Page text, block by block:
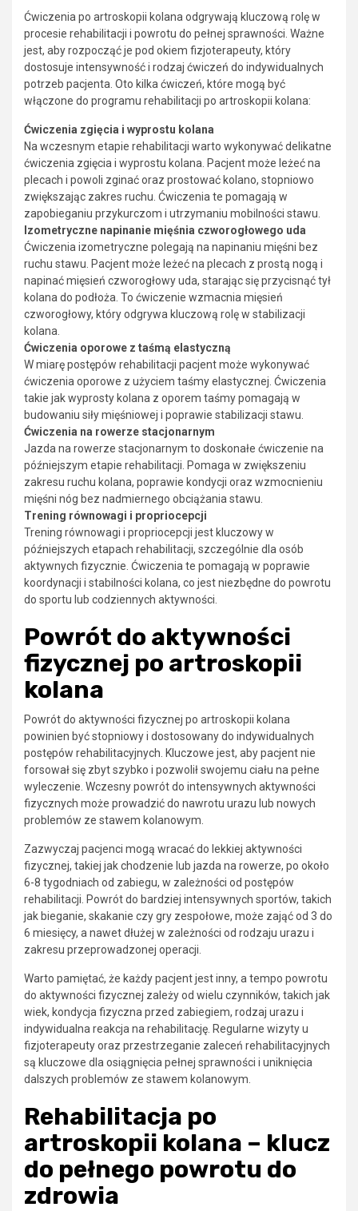
Ćwiczenia po artroskopii kolana odgrywają kluczową rolę w
procesie rehabilitacji i powrotu do pełnej sprawności. Ważne
jest, aby rozpocząć je pod okiem fizjoterapeuty, który
dostosuje intensywność i rodzaj ćwiczeń do indywidualnych
potrzeb pacjenta. Oto kilka ćwiczeń, które mogą być
włączone do programu rehabilitacji po artroskopii kolana:
Ćwiczenia zgięcia i wyprostu kolana
Na wczesnym etapie rehabilitacji warto wykonywać delikatne
ćwiczenia zgięcia i wyprostu kolana. Pacjent może leżeć na
plecach i powoli zginać oraz prostować kolano, stopniowo
zwiększając zakres ruchu. Ćwiczenia te pomagają w
zapobieganiu przykurczom i utrzymaniu mobilności stawu.
Izometryczne napinanie mięśnia czworogłowego uda
Ćwiczenia izometryczne polegają na napinaniu mięśni bez
ruchu stawu. Pacjent może leżeć na plecach z prostą nogą i
napinać mięsień czworogłowy uda, starając się przycisnąć tył
kolana do podłoża. To ćwiczenie wzmacnia mięsień
czworogłowy, który odgrywa kluczową rolę w stabilizacji
kolana.
Ćwiczenia oporowe z taśmą elastyczną
W miarę postępów rehabilitacji pacjent może wykonywać
ćwiczenia oporowe z użyciem taśmy elastycznej. Ćwiczenia
takie jak wyprosty kolana z oporem taśmy pomagają w
budowaniu siły mięśniowej i poprawie stabilizacji stawu.
Ćwiczenia na rowerze stacjonarnym
Jazda na rowerze stacjonarnym to doskonałe ćwiczenie na
późniejszym etapie rehabilitacji. Pomaga w zwiększeniu
zakresu ruchu kolana, poprawie kondycji oraz wzmocnieniu
mięśni nóg bez nadmiernego obciążania stawu.
Trening równowagi i propriocepcji
Trening równowagi i propriocepcji jest kluczowy w
późniejszych etapach rehabilitacji, szczególnie dla osób
aktywnych fizycznie. Ćwiczenia te pomagają w poprawie
koordynacji i stabilności kolana, co jest niezbędne do powrotu
do sportu lub codziennych aktywności.
Powrót do aktywności
fizycznej po artroskopii
kolana
Powrót do aktywności fizycznej po artroskopii kolana
powinien być stopniowy i dostosowany do indywidualnych
postępów rehabilitacyjnych. Kluczowe jest, aby pacjent nie
forsował się zbyt szybko i pozwolił swojemu ciału na pełne
wyleczenie. Wczesny powrót do intensywnych aktywności
fizycznych może prowadzić do nawrotu urazu lub nowych
problemów ze stawem kolanowym.
Zazwyczaj pacjenci mogą wracać do lekkiej aktywności
fizycznej, takiej jak chodzenie lub jazda na rowerze, po około
6-8 tygodniach od zabiegu, w zależności od postępów
rehabilitacji. Powrót do bardziej intensywnych sportów, takich
jak bieganie, skakanie czy gry zespołowe, może zająć od 3 do
6 miesięcy, a nawet dłużej w zależności od rodzaju urazu i
zakresu przeprowadzonej operacji.
Warto pamiętać, że każdy pacjent jest inny, a tempo powrotu
do aktywności fizycznej zależy od wielu czynników, takich jak
wiek, kondycja fizyczna przed zabiegiem, rodzaj urazu i
indywidualna reakcja na rehabilitację. Regularne wizyty u
fizjoterapeuty oraz przestrzeganie zaleceń rehabilitacyjnych
są kluczowe dla osiągnięcia pełnej sprawności i uniknięcia
dalszych problemów ze stawem kolanowym.
Rehabilitacja po
artroskopii kolana – klucz
do pełnego powrotu do
zdrowia